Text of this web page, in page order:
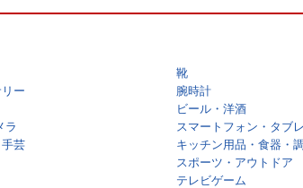
靴
ー 腕時計
ビール・洋酒
ラ スマートフォン・タブ
芸 キッチン用品・食器・
スポーツ・アウトドア
テレビゲーム